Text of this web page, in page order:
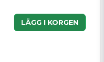
LÄGG I KORGEN